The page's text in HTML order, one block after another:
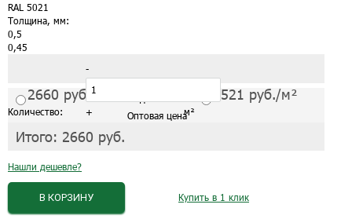
RAL 5021
Толщина, мм:
0,5
0,45
Количество:
-
+ м²
2660 руб./м² 2521 руб./м²
Оптовая цена
Итого: 2660 руб.
Нашли дешевле?
Купить в 1 клик
В КОРЗИНУ